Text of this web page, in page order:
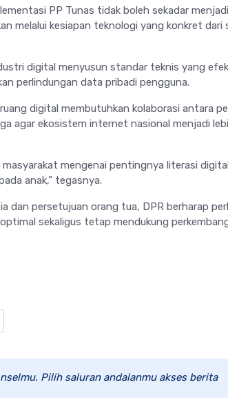
PP Tunas tidak boleh sekadar
melalui kesiapan teknologi yang konkret dari
digital menyusun standar teknis yang
perlindungan data pribadi pengguna.
digital membutuhkan kolaborasi antara
agar ekosistem internet nasional menjadi
masyarakat mengenai pentingnya literasi
anak,” tegasnya.
dan persetujuan orang tua, DPR berharap
sekaligus tetap mendukung
Pilih saluran andalanmu akses berita